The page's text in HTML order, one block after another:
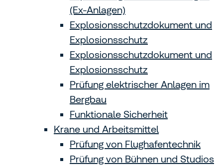
(Ex-Anlagen)
Explosionsschutzdokument und
Explosionsschutz
Explosionsschutzdokument und
Explosionsschutz
Prüfung elektrischer Anlagen im
Bergbau
Funktionale Sicherheit
Krane und Arbeitsmittel
Prüfung von Flughafentechnik
Prüfung von Bühnen und Studios